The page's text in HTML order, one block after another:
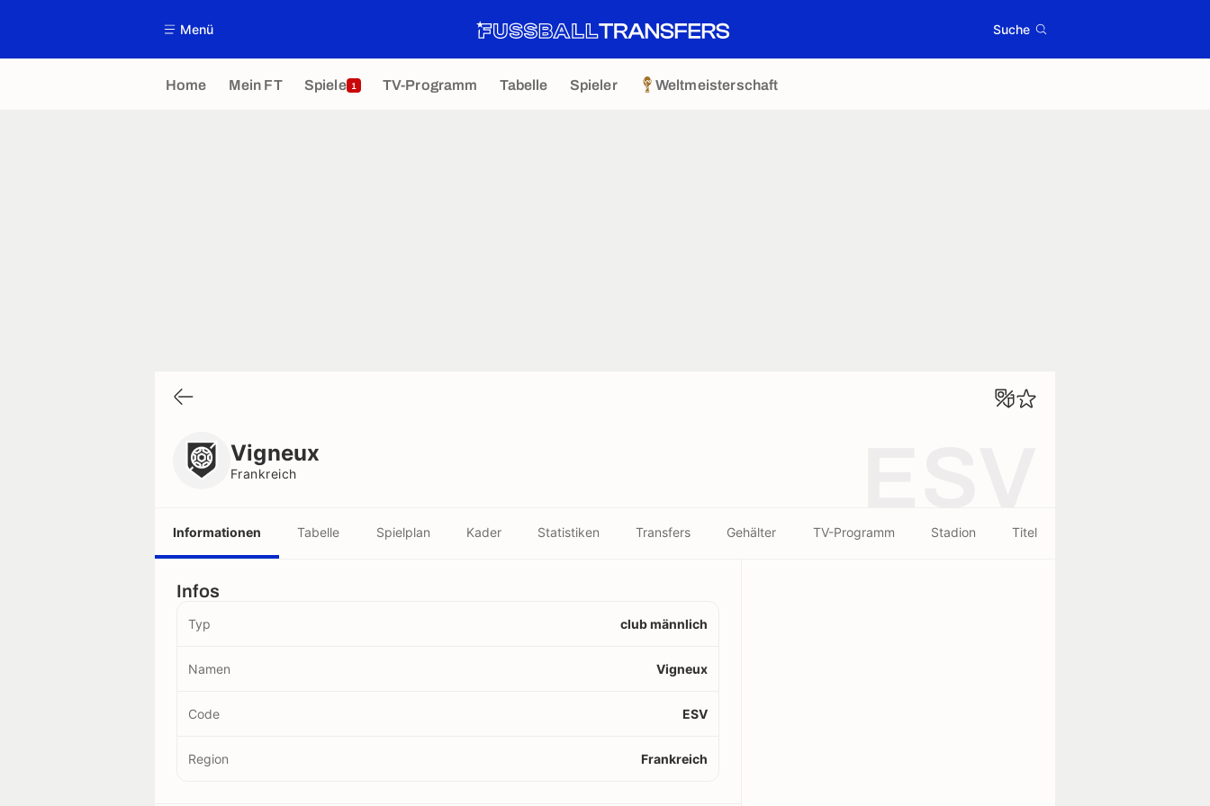
Menü Suche
Home Mein FT Spiele 1 TV-Programm Tabelle Spieler Weltmeisterschaft
Vigneux
Frankreich
Informationen Tabelle Spielplan Kader Statistiken Transfers Gehälter TV-Programm Stadion Titel
Infos
Typ club männlich
Namen Vigneux
Code ESV
Region Frankreich